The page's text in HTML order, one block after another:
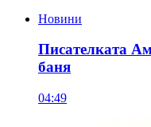
Новини
Писателката
баня
04:49